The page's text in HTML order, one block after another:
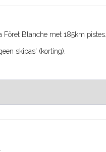
Fôret Blanche met 185km pistes.
skipas' (korting).